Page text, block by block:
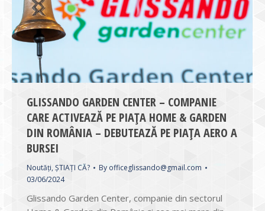
GLISSANDO GARDEN CENTER – COMPANIE
CARE ACTIVEAZĂ PE PIAȚA HOME & GARDEN
DIN ROMÂNIA – DEBUTEAZĂ PE PIAȚA AERO A
BURSEI
Noutăți, ȘTIAȚI CĂ? By officeglissando@gmail.com
03/06/2024
Glissando Garden Center, companie din sectorul